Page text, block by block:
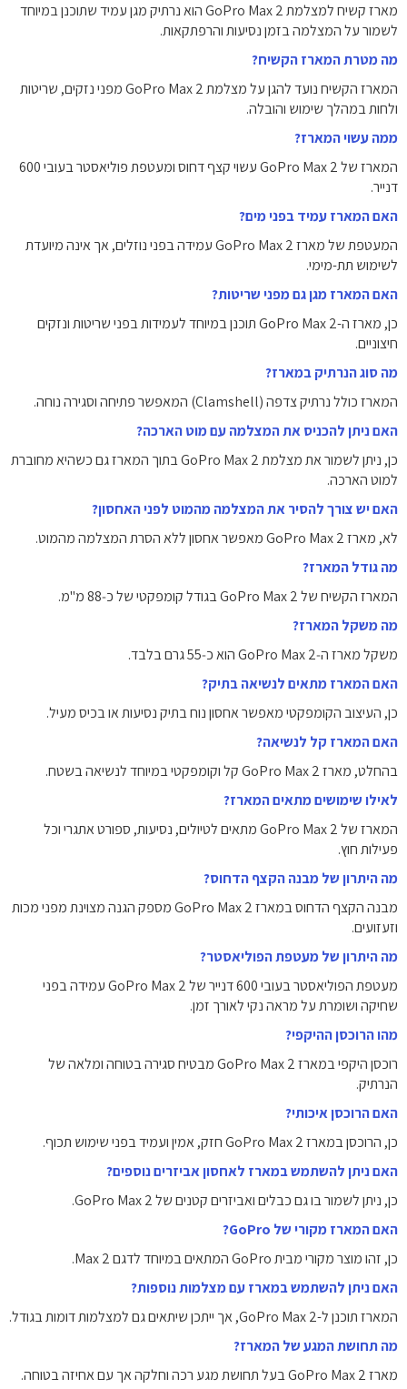
מארז קשיח למצלמת GoPro Max 2 הוא נרתיק מגן עמיד שתוכנן במיוחד
לשמור על המצלמה בזמן נסיעות והרפתקאות.
מה מטרת המארז הקשיח?
המארז הקשיח נועד להגן על מצלמת GoPro Max 2 מפני נזקים, שריטות
ולחות במהלך שימוש והובלה.
ממה עשוי המארז?
המארז של GoPro Max 2 עשוי קצף דחוס ומעטפת פוליאסטר בעובי 600
דנייר.
האם המארז עמיד בפני מים?
המעטפת של מארז GoPro Max 2 עמידה בפני נוזלים, אך אינה מיועדת
לשימוש תת-מימי.
האם המארז מגן גם מפני שריטות?
כן, מארז ה-GoPro Max 2 תוכנן במיוחד לעמידות בפני שריטות ונזקים
חיצוניים.
מה סוג הנרתיק במארז?
המארז כולל נרתיק צדפה (Clamshell) המאפשר פתיחה וסגירה נוחה.
האם ניתן להכניס את המצלמה עם מוט הארכה?
כן, ניתן לשמור את מצלמת GoPro Max 2 בתוך המארז גם כשהיא מחוברת
למוט הארכה.
האם יש צורך להסיר את המצלמה מהמוט לפני האחסון?
לא, מארז GoPro Max 2 מאפשר אחסון ללא הסרת המצלמה מהמוט.
מה גודל המארז?
המארז הקשיח של GoPro Max 2 בגודל קומפקטי של כ‑88 מ"מ.
מה משקל המארז?
משקל מארז ה‑GoPro Max 2 הוא כ‑55 גרם בלבד.
האם המארז מתאים לנשיאה בתיק?
כן, העיצוב הקומפקטי מאפשר אחסון נוח בתיק נסיעות או בכיס מעיל.
האם המארז קל לנשיאה?
בהחלט, מארז GoPro Max 2 קל וקומפקטי במיוחד לנשיאה בשטח.
לאילו שימושים מתאים המארז?
המארז של GoPro Max 2 מתאים לטיולים, נסיעות, ספורט אתגרי וכל
פעילות חוץ.
מה היתרון של מבנה הקצף הדחוס?
מבנה הקצף הדחוס במארז GoPro Max 2 מספק הגנה מצוינת מפני מכות
וזעזועים.
מה היתרון של מעטפת הפוליאסטר?
מעטפת הפוליאסטר בעובי 600 דנייר של GoPro Max 2 עמידה בפני
שחיקה ושומרת על מראה נקי לאורך זמן.
מהו הרוכסן ההיקפי?
רוכסן היקפי במארז GoPro Max 2 מבטיח סגירה בטוחה ומלאה של
הנרתיק.
האם הרוכסן איכותי?
כן, הרוכסן במארז GoPro Max 2 חזק, אמין ועמיד בפני שימוש תכוף.
האם ניתן להשתמש במארז לאחסון אביזרים נוספים?
כן, ניתן לשמור בו גם כבלים ואביזרים קטנים של GoPro Max 2.
האם המארז מקורי של GoPro?
כן, זהו מוצר מקורי מבית GoPro המתאים במיוחד לדגם Max 2.
האם ניתן להשתמש במארז עם מצלמות נוספות?
המארז תוכנן ל-GoPro Max 2, אך ייתכן שיתאים גם למצלמות דומות בגודל.
מה תחושת המגע של המארז?
מארז GoPro Max 2 בעל תחושת מגע רכה וחלקה אך עם אחיזה בטוחה.